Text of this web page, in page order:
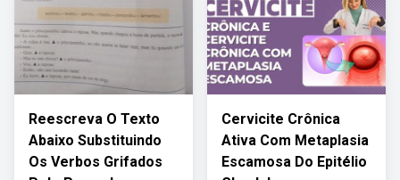
Reescreva O Texto
Abaixo Substituindo
Os Verbos Grifados
Cervicite Crônica
Ativa Com Metaplasia
Escamosa Do Epitélio